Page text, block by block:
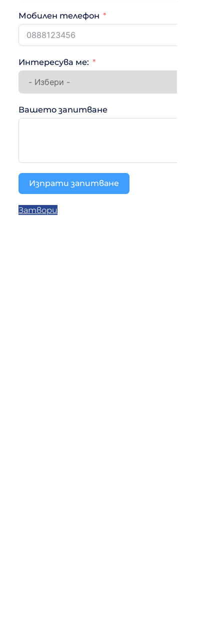
Мобилен телефон
Интересува ме:
Вашето запитване
Изпрати запитване
Затвори